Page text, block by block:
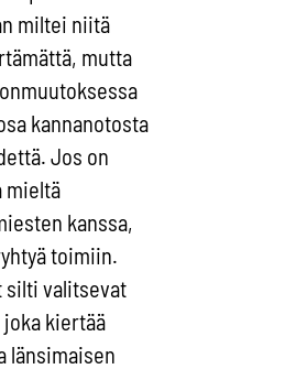
miltei niitä
mutta
kannanotosta
Jos on
mieltä
kanssa,
toimiin.
silti valitsevat
joka kiertää
länsimaisen